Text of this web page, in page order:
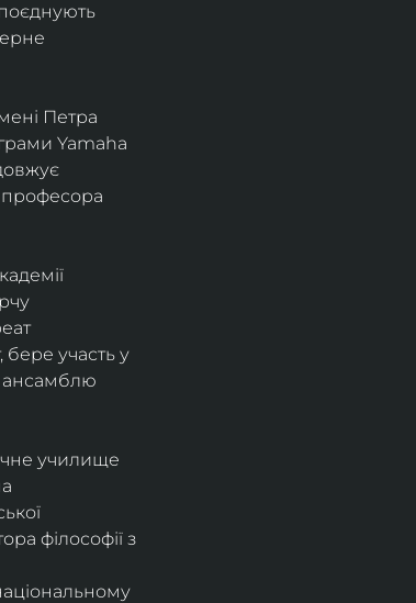
Петра
Yamaha
професора
участь у
ансамблю
училище
філософії з